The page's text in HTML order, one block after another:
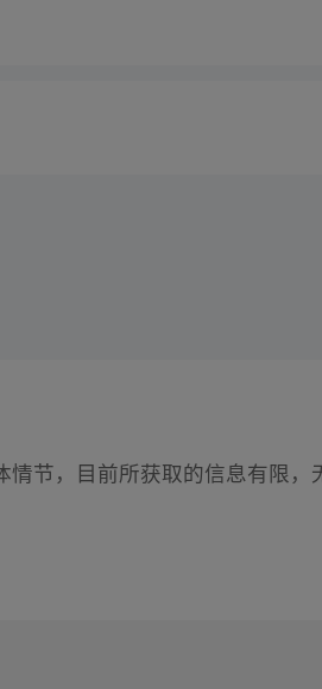
节，目前所获取的信息有限，